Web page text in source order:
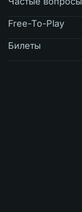
Free-To-Play
Билеты